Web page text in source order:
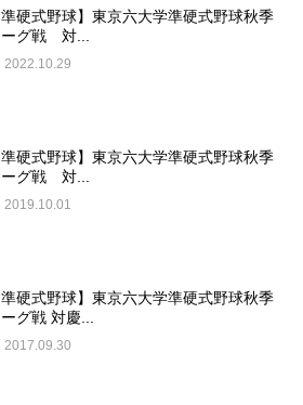
準硬式野球】東京六大学準硬式野球秋季
ーグ戦 対...
2022.10.29
準硬式野球】東京六大学準硬式野球秋季
ーグ戦 対...
2019.10.01
準硬式野球】東京六大学準硬式野球秋季
グ戦 対慶...
2017.09.30